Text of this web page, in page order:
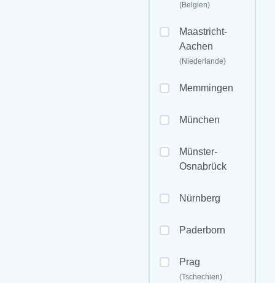
(Belgien)
Maastricht-
Aachen
(Niederlande)
Memmingen
München
Münster-
Osnabrück
Nürnberg
Paderborn
Prag
(Tschechien)